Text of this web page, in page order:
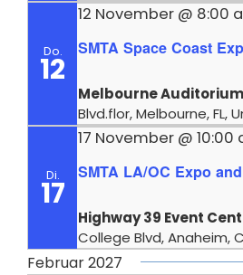
Do.
12
SMTA Space Coast
12 November @ 8:00
Melbourne Auditorium
Blvd.flor, Melbourne, FL,
Di.
17
SMTA LA/OC Expo
17 November @ 10:00
Highway 39 Event
College Blvd, Anaheim,
Februar 2027